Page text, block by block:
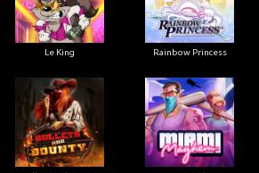
Le King Rainbow Princess